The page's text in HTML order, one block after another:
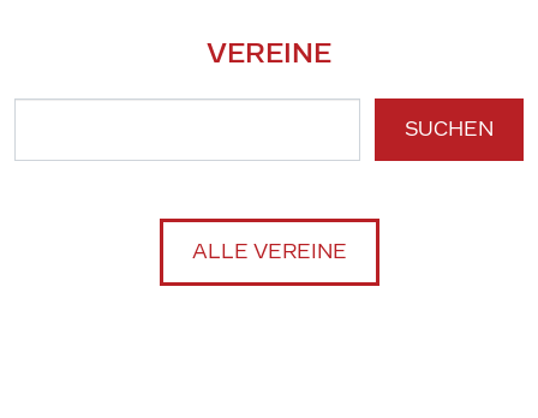
VEREINE
SUCHEN
ALLE VEREINE